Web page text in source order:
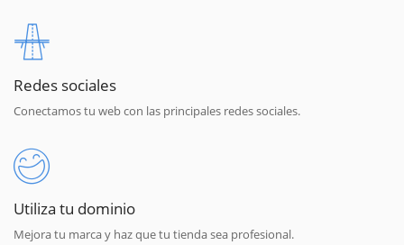
Redes sociales
Conectamos tu web con las principales redes sociales.
Utiliza tu dominio
Mejora tu marca y haz que tu tienda sea profesional.